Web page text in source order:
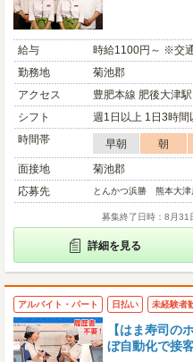
給与
時給1100円～ ※交
勤務地
菊池郡
アクセス
豊肥本線 肥後大津
シフト
週1日以上 1日3時間
時間帯
早朝 朝
面接地
菊池郡
応募先
とんかつ浜勝 熊本大
募集終了日時：8月31
詳細を見る
アルバイト・パート 日払い 未経験者
【はま寿司の
ぼ自動化で接